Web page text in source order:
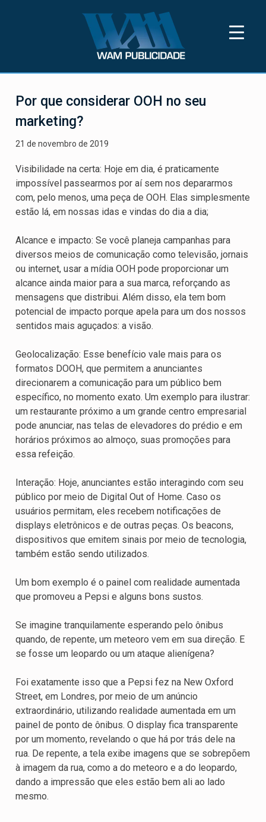
disponibilizando os melhores pontos OOH
do Rio de Janeiro para a sua marca
Por que considerar OOH no seu
marketing?
21 de novembro de 2019
Visibilidade na certa: Hoje em dia, é praticamente
impossível passearmos por aí sem nos depararmos
com, pelo menos, uma peça de OOH. Elas simplesmente
estão lá, em nossas idas e vindas do dia a dia;
Alcance e impacto: Se você planeja campanhas para
diversos meios de comunicação como televisão, jornais
ou internet, usar a mídia OOH pode proporcionar um
alcance ainda maior para a sua marca, reforçando as
mensagens que distribui. Além disso, ela tem bom
potencial de impacto porque apela para um dos nossos
sentidos mais aguçados: a visão.
Geolocalização: Esse benefício vale mais para os
formatos DOOH, que permitem a anunciantes
direcionarem a comunicação para um público bem
específico, no momento exato. Um exemplo para ilustrar:
um restaurante próximo a um grande centro empresarial
pode anunciar, nas telas de elevadores do prédio e em
horários próximos ao almoço, suas promoções para
essa refeição.
Interação: Hoje, anunciantes estão interagindo com seu
público por meio de Digital Out of Home. Caso os
usuários permitam, eles recebem notificações de
displays eletrônicos e de outras peças. Os beacons,
dispositivos que emitem sinais por meio de tecnologia,
também estão sendo utilizados.
Um bom exemplo é o painel com realidade aumentada
que promoveu a Pepsi e alguns bons sustos.
Se imagine tranquilamente esperando pelo ônibus
quando, de repente, um meteoro vem em sua direção. E
se fosse um leopardo ou um ataque alienígena?
Foi exatamente isso que a Pepsi fez na New Oxford
Street, em Londres, por meio de um anúncio
extraordinário, utilizando realidade aumentada em um
painel de ponto de ônibus. O display fica transparente
por um momento, revelando o que há por trás dele na
rua. De repente, a tela exibe imagens que se sobrepõem
à imagem da rua, como a do meteoro e a do leopardo,
dando a impressão que eles estão bem ali ao lado
mesmo.